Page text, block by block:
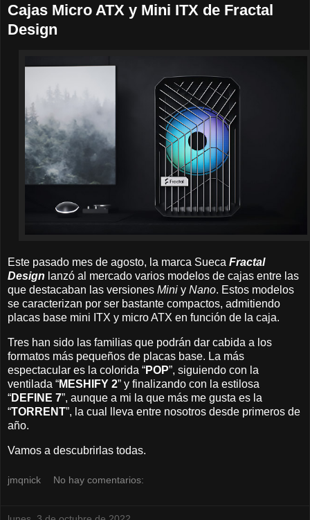
Cajas Micro ATX y Mini ITX de Fractal
Design
Este pasado mes de agosto, la marca Sueca Fractal
Design lanzó al mercado varios modelos de cajas entre las
que destacaban las versiones Mini y Nano. Estos modelos
se caracterizan por ser bastante compactos, admitiendo
placas base mini ITX y micro ATX en función de la caja.
Tres han sido las familias que podrán dar cabida a los
formatos más pequeños de placas base. La más
espectacular es la colorida “POP”, siguiendo con la
ventilada “MESHIFY 2” y finalizando con la estilosa
“DEFINE 7”, aunque a mi la que más me gusta es la
“TORRENT”, la cual lleva entre nosotros desde primeros de
año.
Vamos a descubrirlas todas.
jmqnick No hay comentarios: